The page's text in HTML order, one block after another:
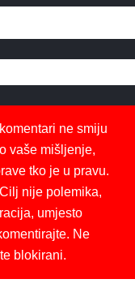
ne smiju
vaše mišljenje,
tko je u pravu.
nije polemika,
umjesto
Ne
blokirani.